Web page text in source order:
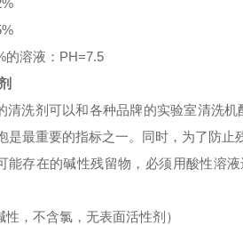
的溶液： PH=7.5
清洗剂可以和各种品牌的实验室清洗
是最重要的指标之一。同时，为了防止
能存在的碱性残留物，必须用酸性溶
性，不含氯，无表面活性剂）